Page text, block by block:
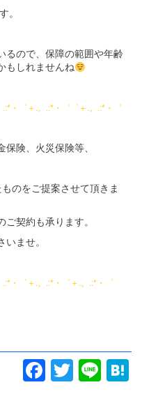
。
るので、保障の範囲や年齢
もしれませんね
・゜＋.。.:*・゜゜＋.。.:*・゜
険、火災保険等、
のをご提案させて頂きま
契約も承ります。
ませ。
・゜＋.。.:*・゜＋.。.:*・゜
FacebookTwitter Line